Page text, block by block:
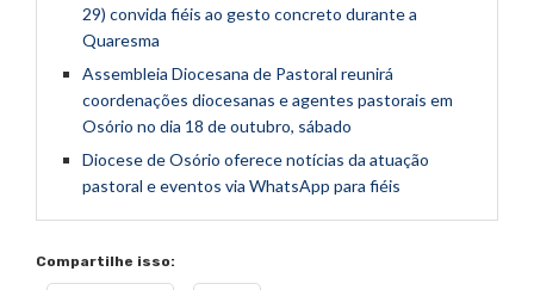
29) convida fiéis ao gesto concreto durante a
Quaresma
Assembleia Diocesana de Pastoral reunirá
coordenações diocesanas e agentes pastorais em
Osório no dia 18 de outubro, sábado
Diocese de Osório oferece notícias da atuação
pastoral e eventos via WhatsApp para fiéis
Compartilhe isso: